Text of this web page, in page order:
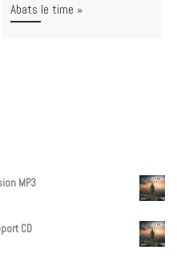
Abats le time »
MP3
CD